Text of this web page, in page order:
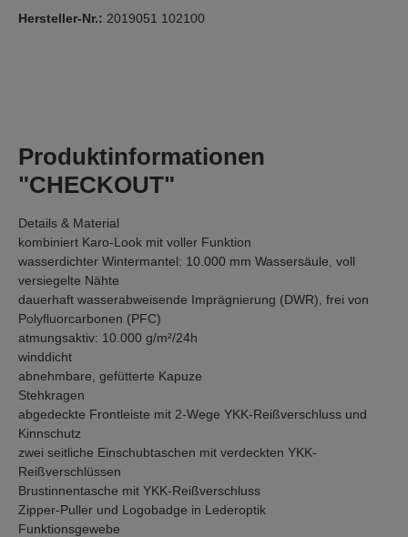
Hersteller-Nr.: 2019051 102100
Produktinformationen
"CHECKOUT"
Details & Material
kombiniert Karo-Look mit voller Funktion
wasserdichter Wintermantel: 10.000 mm Wassersäule, voll
versiegelte Nähte
dauerhaft wasserabweisende Imprägnierung (DWR), frei von
Polyfluorcarbonen (PFC)
atmungsaktiv: 10.000 g/m²/24h
winddicht
abnehmbare, gefütterte Kapuze
Stehkragen
abgedeckte Frontleiste mit 2-Wege YKK-Reißverschluss und
Kinnschutz
zwei seitliche Einschubtaschen mit verdeckten YKK-
Reißverschlüssen
Brustinnentasche mit YKK-Reißverschluss
Zipper-Puller und Logobadge in Lederoptik
Funktionsgewebe